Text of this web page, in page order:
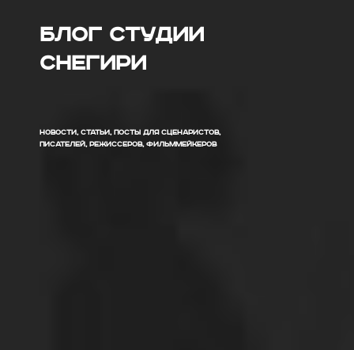
Блог Студии
Снегири
НОВОСТИ, СТАТЬИ, ПОСТЫ ДЛЯ СЦЕНАРИСТОВ,
ПИСАТЕЛЕЙ, РЕЖИССЕРОВ, ФИЛЬММЕЙКЕРОВ